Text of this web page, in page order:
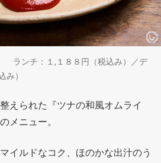
ランチ：１,１８８円（税込み）／デ
み）
えられた『ツナの和風オムライ
メニュー。
イルドなコク、ほのかな出汁のう